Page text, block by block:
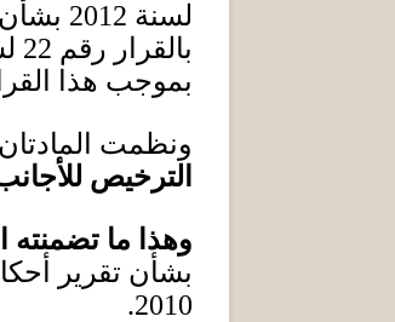
لسنة 2012
بالقرار رقم 22
بموجب هذا
ونظمت المادتان
الترخيص
وهذا ما تضمنته
بشأن تقرير
2010.